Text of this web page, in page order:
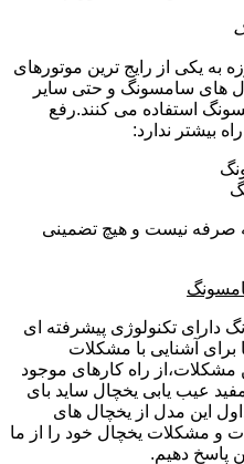
به یکی از رایج ترین موتورهای
های سامسونگ و حتی سایر
استفاده می کنند.رفع
بیشتر ندارد:
صرفه نیست و هیچ تضمینی
دارای تکنولوژی پیشرفته ای
برای آشنایی با مشکلات
مشکلات،از راه کارهای موجود
عیب یابی یخچال ساید بای
این مدل از یخچال های
و مشکلات یخچال خود را از ما
پاسخ دهیم.